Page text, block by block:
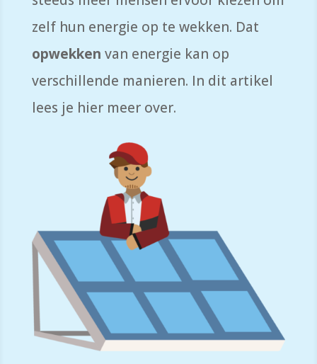
zelf hun energie op te wekken. Dat
opwekken van energie kan op
verschillende manieren. In dit artikel
lees je hier meer over.